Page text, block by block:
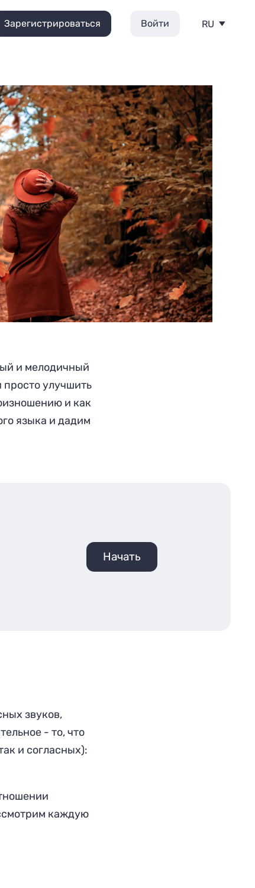
Зарегистрироваться Войти RU
и мелодичный
просто улучшить
и как
языка и дадим
Начать
звуков,
- то, что
и согласных):
каждую